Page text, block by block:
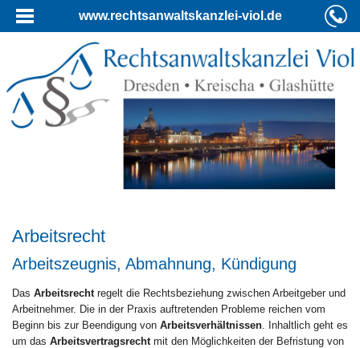
www.rechtsanwaltskanzlei-viol.de
Arbeitsrecht
Arbeitszeugnis, Abmahnung, Kündigung
Das Arbeitsrecht regelt die Rechtsbeziehung zwischen Arbeitgeber und
Arbeitnehmer. Die in der Praxis auftretenden Probleme reichen vom
Beginn bis zur Beendigung von Arbeitsverhältnissen . Inhaltlich geht es
um das Arbeitsvertragsrecht mit den Möglichkeiten der Befristung von